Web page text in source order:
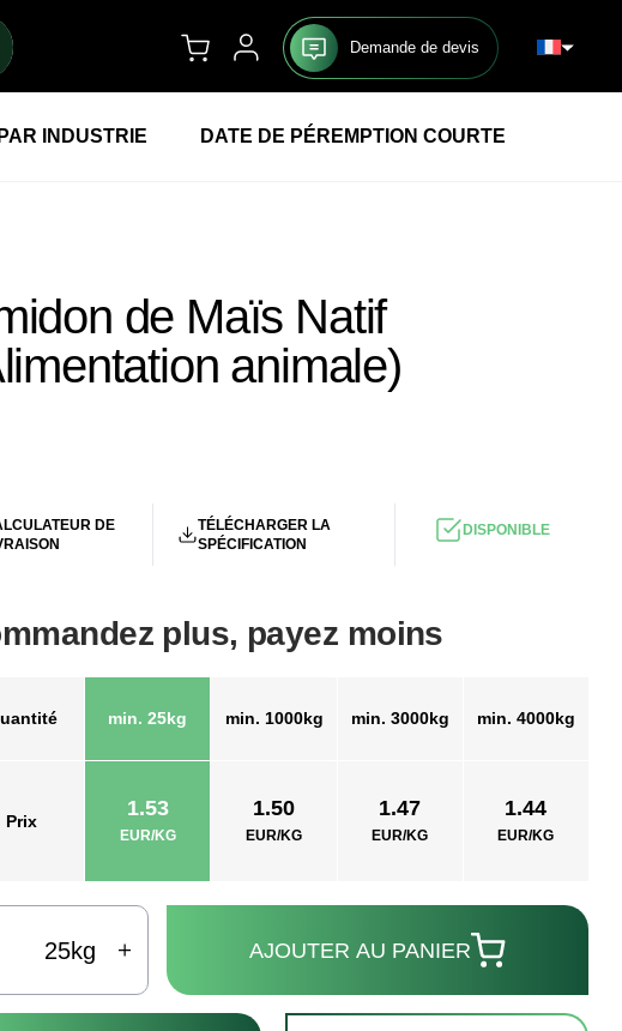
Demande de devis
INDUSTRIE DATE DE PÉREMPTION COURTE
de Maïs Natif
animale)
DE
TÉLÉCHARGER LA
SPÉCIFICATION
DISPONIBLE
plus, payez moins
Prix
min. 25kg
1.53
EUR/KG
min. 1000kg
1.50
EUR/KG
min. 3000kg
1.47
EUR/KG
min. 4000kg
1.44
EUR/KG
kg AJOUTER AU PANIER